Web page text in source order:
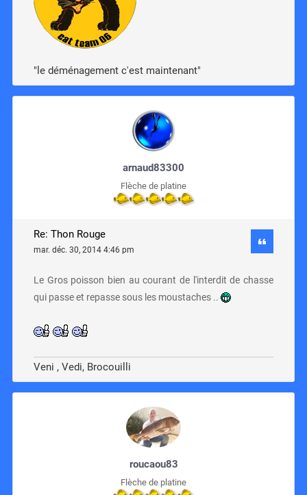
"le déménagement c'est maintenant"
arnaud83300
Flèche de platine
Re: Thon Rouge
mar. déc. 30, 2014 4:46 pm
Le Gros poisson bien au courant de l'interdit de chasse
qui passe et repasse sous les moustaches ..
Veni , Vedi, Brocouilli
roucaou83
Flèche de platine